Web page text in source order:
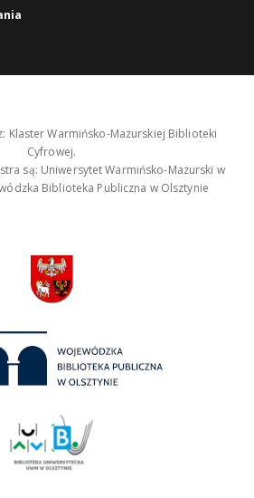
Klaster Warmińsko-Mazurskiej Biblioteki
Cyfrowej.
są: Uniwersytet Warmińsko-Mazurski w
Biblioteka Publiczna w Olsztynie